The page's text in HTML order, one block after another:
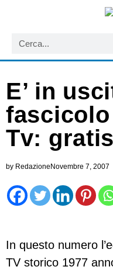
E’ in
Tv:
by RedazioneNovembre 7, 2007
In questo numero
TV storico 1977